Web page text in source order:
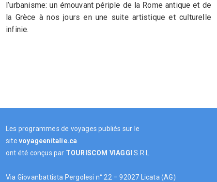
l’urbanisme: un émouvant périple de la Rome antique et de
la Grèce à nos jours en une suite artistique et culturelle
infinie.
Les programmes de voyages publiés sur le
site voyageenitalie.ca
ont été conçus par TOURISCOM VIAGGI S.R.L.
Via Giovanbattista Pergolesi n° 22 – 92027 Licata (AG)